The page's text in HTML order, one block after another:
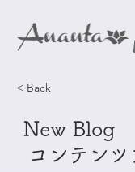
< Back
New Blog
コンテン